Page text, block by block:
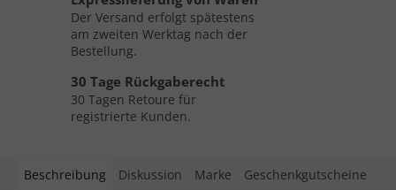
Der Versand erfolgt spätestens
am zweiten Werktag nach der
Bestellung.
30 Tage Rückgaberecht
30 Tagen Retoure für
registrierte Kunden.
Beschreibung Diskussion Marke Geschenkgutscheine